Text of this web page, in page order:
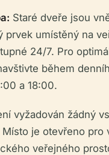
Staré dveře jsou
prvek umístěný na
24/7. Pro
během
a 18:00.
vyžadován žádný
je otevřeno pro
veřejného